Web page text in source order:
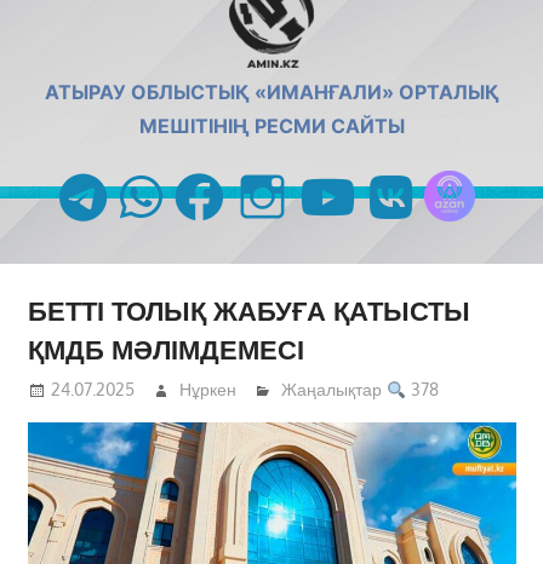
АТЫРАУ ОБЛЫСТЫҚ «ИМАНҒАЛИ» ОРТАЛЫҚ
МЕШІТІНІҢ РЕСМИ САЙТЫ
telegramwhatsappfacebookinstagramyoutubevk
БЕТТІ ТОЛЫҚ ЖАБУҒА ҚАТЫСТЫ
ҚМДБ МӘЛІМДЕМЕСІ
24.07.2025 Нұркен Жаңалықтар 378